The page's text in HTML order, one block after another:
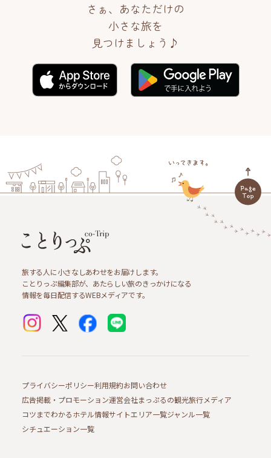
さぁ、あなただけの
小さな旅を
見つけましょう♪
旅する人に小さなしあわせをお届けします。
ことりっぷ編集部が、あたらしい旅のきっかけになる
情報を毎日配信するWEBメディアです。
プライバシーポリシー利用規約お問い合わせ
広告掲載・プロモーション運営会社まっぷるの観光旅行メディア
コツまでわかるホテル情報サイトエリア一覧ジャンル一覧
シチュエーション一覧